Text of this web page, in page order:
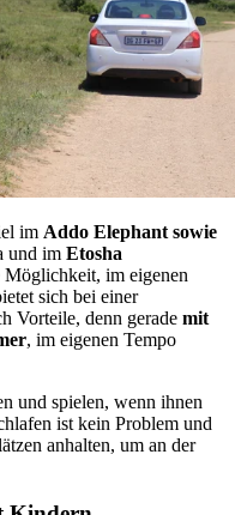
im Addo Elephant sowie
und im Etosha
im eigenen
sich bei einer
Vorteile, denn gerade mit
, im eigenen Tempo
und spielen, wenn ihnen
ist kein Problem und
anhalten, um an der